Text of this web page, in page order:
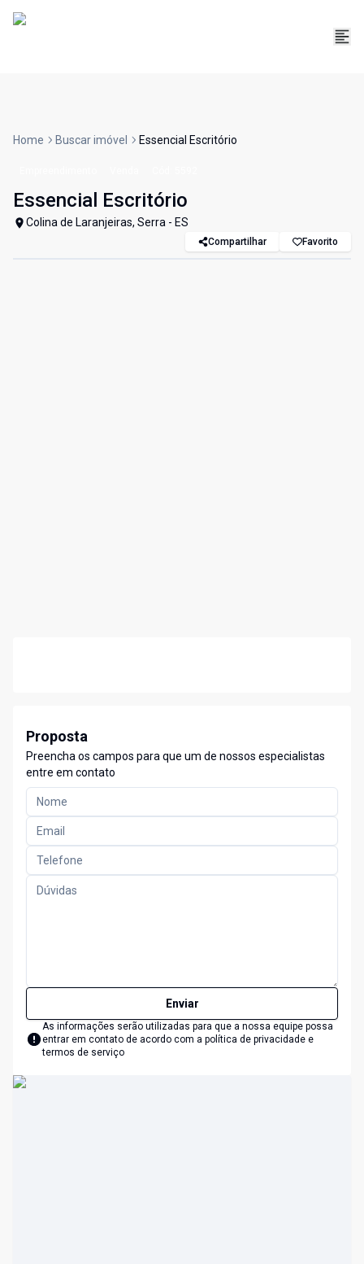
Home Buscar imóvel Essencial Escritório
Essencial Escritório
Colina de Laranjeiras, Serra - ES
Compartilhar Favorito
Proposta
Preencha os campos para que um de nossos especialistas
entre em contato
Enviar
As informações serão utilizadas para que a nossa equipe possa
entrar em contato de acordo com a política de privacidade e
termos de serviço